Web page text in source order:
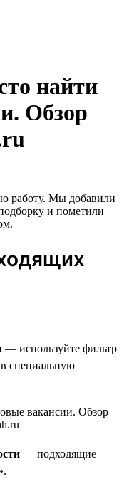
найти
Обзор
работу. Мы добавили
и пометили
— используйте фильтр
в специальную
— подходящие